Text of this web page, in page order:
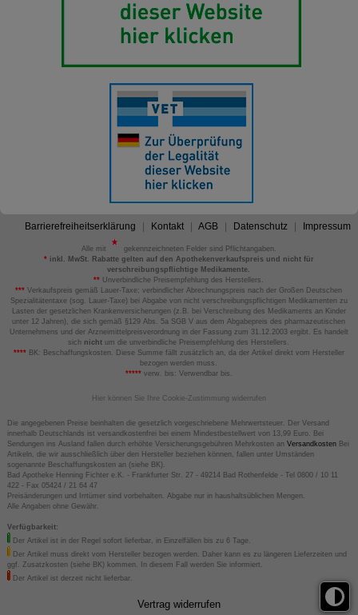
Barrierefreiheitserklärung Kontakt AGB Datenschutz Impressum
Alle mit
gekennzeichneten Felder sind Pflichtangaben.
*inkl. MwSt. Rabatte gelten auf den Apothekenverkaufspreis und nicht für
verschreibungspflichtige Medikamente.
** Unverbindliche Preisempfehlung des Herstellers.
*** Verkaufspreis gemäß Lauer-Taxe; verbindlicher Abrechnungspreis nach der Großen Deutschen
Spezialitätentaxe (sog. Lauer-Taxe) bei Abgabe von nicht verschreibungspflichtigen Medikamenten zu
Lasten der gesetzlichen Krankenversicherungen (z.B. bei Verschreibung des Medikaments an Kinder
unter 12 Jahren), die sich gemäß §129 Abs. 5a SGB V aus dem Abgabepreis des pharmazeutischen
Unternehmens und der Arzneimittelpreisverordnung in der Fassung zum 31.12.2003 ergibt. Es handelt
sich nicht um die unverbindliche Preisempfehlung des Herstellers.
****BK: Beschaffungskosten. Diese Summe fällt zusätzlich an, da der Artikel direkt vom Hersteller
bezogen werden muss.
*****verw. bis: Verwendbar bis.
Hier können Sie Ihre Cookie-Zustimmung widerrufen
Die angegebenen Preise beinhalten die gesetzlich vorgeschriebene Mehrwertsteuer. Der Versand
innerhalb Deutschlands ist versandkostenfrei bei einem Mindestbestellwert von 13,99 Euro. Bei
Sendungen ins Ausland fallen durch erhöhte Versicherungsgebühren Mehrkosten an VersandkostenBei
Artikeln, die wir ausschließlich über den Hersteller beziehen können, fallen unter Umständen
sogenannte Beschaffungskosten an (siehe BK).
Bad Apotheke Henning Fichter e.K. - Frankfurter Str. 27 - 49214 Bad Rothenfelde - Tel 0800 / 10 11
422 - Fax 05424 / 21 64 47
Preisänderungen und Irrtümer sind vorbehalten. Abgabe nur in haushaltsüblichen Mengen.
Alle Angaben ohne Gewähr.
Verfügbarkeit:
Der Artikel ist in der Regel sofort lieferbar, in Einzelfällen bis zu 6 Tage.
Der Artikel muss direkt vom Hersteller bezogen werden. Daher kann es zu längeren Lieferzeiten und
ggf. Zusatzkosten (siehe BK) kommen. In diesem Fall werden Sie informiert.
Der Artikel ist derzeit nicht lieferbar.
Vertrag widerrufen